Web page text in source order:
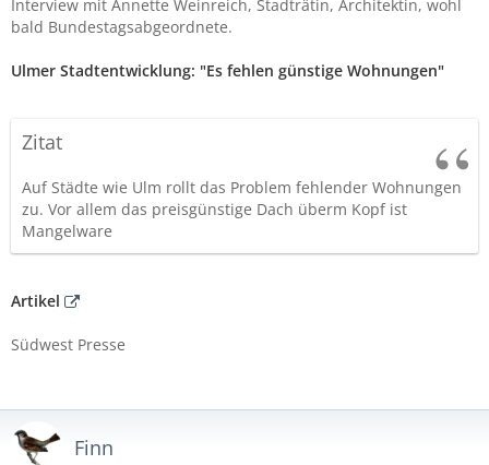
Interview mit Annette Weinreich, Stadträtin, Architektin, wohl
bald Bundestagsabgeordnete.
Ulmer Stadtentwicklung: "Es fehlen günstige Wohnungen"
Zitat
Auf Städte wie Ulm rollt das Problem fehlender Wohnungen
zu. Vor allem das preisgünstige Dach überm Kopf ist
Mangelware
Artikel
Südwest Presse
Finn